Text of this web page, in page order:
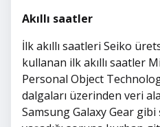
Akıllı saatler
İlk akıllı saatleri Seiko
kullanan ilk akıllı saatler
Personal Object
dalgaları üzerinden veri
Samsung Galaxy Gear gibi